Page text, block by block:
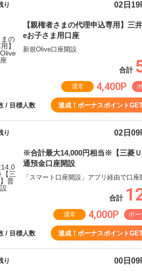
り 02日19
【親権者さまの代理申込専用】三
eお子さま用口座
新規Olive口座開設
合計
通常 4,400P
/ 目標人数 達成！ボーナスポイントGET
り 02日09
※合計最大14,000円相当※【三菱
通預金口座開設
合計
通常 4,000P ボー
/ 目標人数 達成！ボーナスポイントGET
り 00日09